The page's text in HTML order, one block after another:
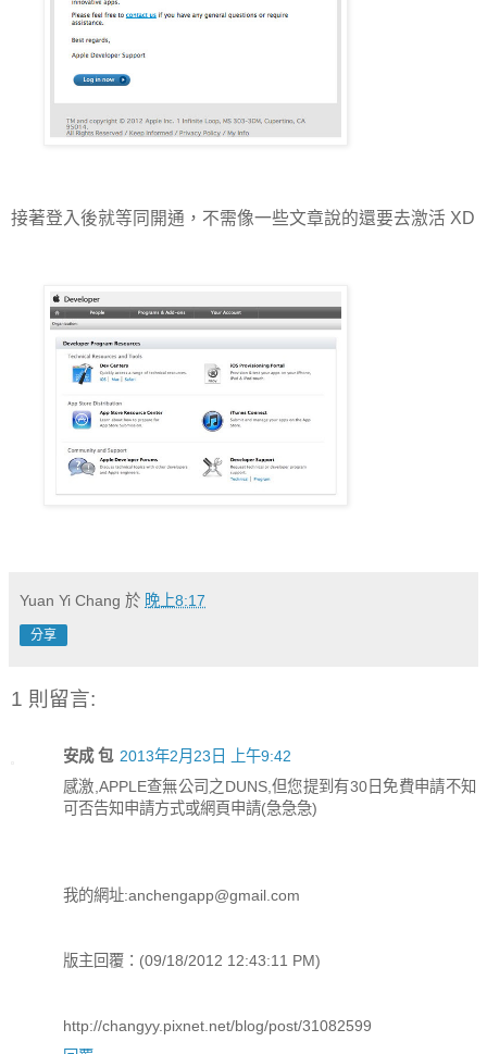
接著登入後就等同開通，不需像一些文章說的還要去激活 XD
Yuan Yi Chang 於 晚上8:17
分享
1 則留言:
安成 包 2013年2月23日 上午9:42
感激,APPLE查無公司之DUNS,但您提到有30日免費申請不知
可否告知申請方式或網頁申請(急急急)
我的網址:anchengapp@gmail.com
版主回覆：(09/18/2012 12:43:11 PM)
http://changyy.pixnet.net/blog/post/31082599